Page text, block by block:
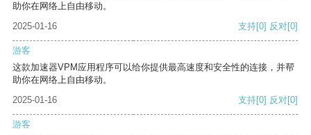
助你在网络上自由移动。
2025-01-16
支持[0] 反对[0]
游客
这款加速器VPM应用程序可以给你提供最高速度和安全性的连接，并帮
助你在网络上自由移动。
2025-01-16
支持[0] 反对[0]
游客